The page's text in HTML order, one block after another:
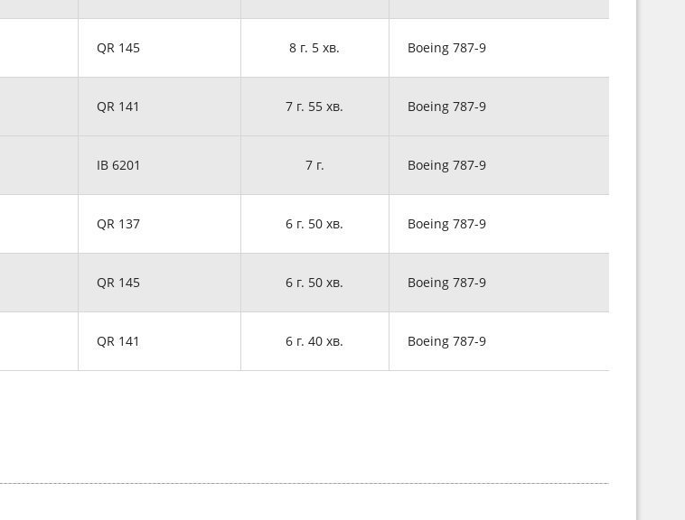
QR 145 8 г. 5 хв. Boeing 787-9
QR 141 7 г. 55 хв. Boeing 787-9
IB 6201 7 г. Boeing 787-9
QR 137 6 г. 50 хв. Boeing 787-9
QR 145 6 г. 50 хв. Boeing 787-9
QR 141 6 г. 40 хв. Boeing 787-9